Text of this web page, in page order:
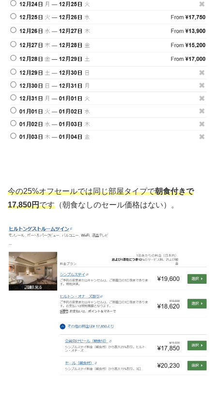
今の25%オフセールでは同じ部屋タイプで朝食付きで
17,850円です （朝食なしのセール価格はない）。